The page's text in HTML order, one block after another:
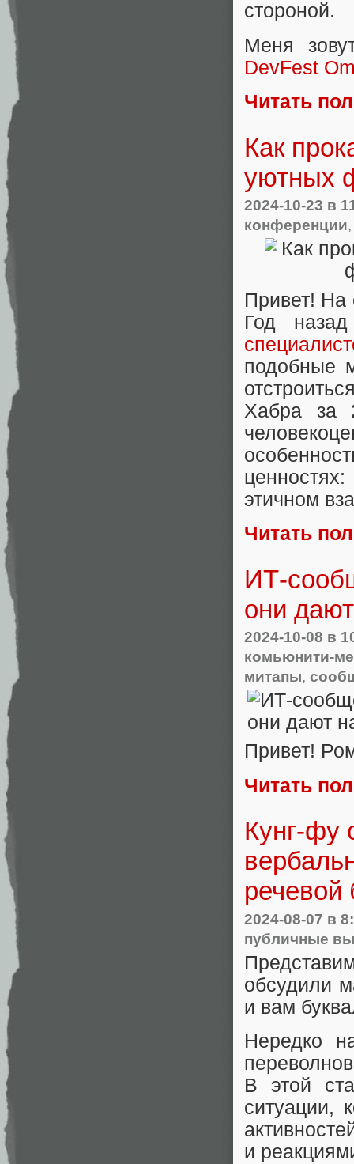
стороной.
Меня
DevFest
Читать
Как
уютных
2024-10-23 в
конференции
Привет! На
Год
подобные
Хабра за
этичном
Читать
ИТ-
они
2024-10-08 в
комьюнити-
митапы,
Привет!
Читать
Кунг-фу
речевой
2024-08-07 в
публичные
обсудили
и вам
Нередко
В этой
ситуации,
и